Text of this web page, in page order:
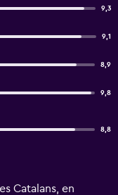
9,3
9,1
8,9
9,8
8,8
Catalans, en